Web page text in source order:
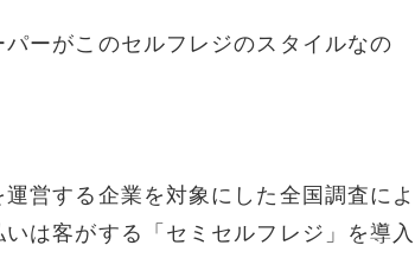
ーがこのセルフレジのスタイルなの
営する企業を対象にした全国調査によ
は客がする「セミセルフレジ」を導入